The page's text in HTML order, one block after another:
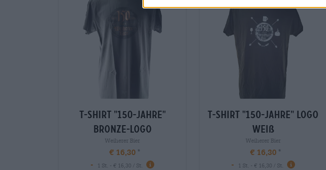
T-Shirt "150-Jahre"
Bronze-Logo
Weiherer Bier
€ 16,30
-
1 St. - € 16,30 / St.
T-Shirt "150-Jahre" Logo
weiß
Weiherer Bier
€ 16,30
-
1 St. - € 16,30 / St.